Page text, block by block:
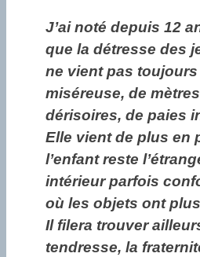
J’ai noté depuis 12
que la détresse des
ne vient pas toujours
miséreuse, de
dérisoires, de paies
Elle vient de plus en
l’enfant reste
intérieur parfois
où les objets ont
Il filera trouver
tendresse, la